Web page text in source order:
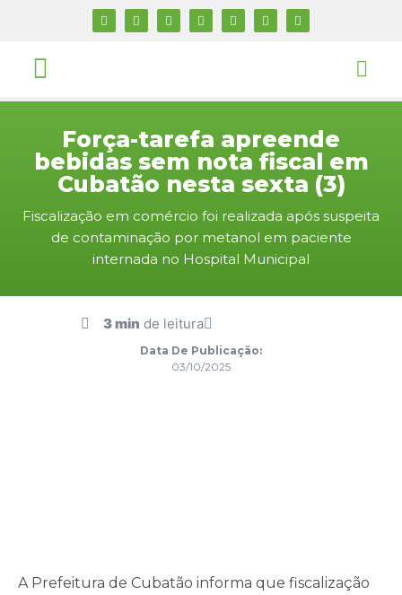
Força-tarefa apreende
bebidas sem nota fiscal em
Cubatão nesta sexta (3)
Fiscalização em comércio foi realizada após suspeita
de contaminação por metanol em paciente
internada no Hospital Municipal
3 min de leitura
Data De Publicação:
03/10/2025
A Prefeitura de Cubatão informa que fiscalização